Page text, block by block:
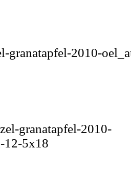
granatapfel-2010-